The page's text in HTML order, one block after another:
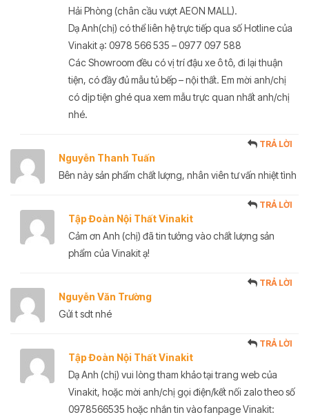
Hải Phòng (chân cầu vượt AEON MALL).
Dạ Anh(chị) có thể liên hệ trực tiếp qua số Hotline của
Vinakit ạ: 0978 566 535 – 0977 097 588
Các Showroom đều có vị trí đậu xe ô tô, đi lại thuận
tiện, có đầy đủ mẫu tủ bếp – nội thất. Em mời anh/chị
có dịp tiện ghé qua xem mẫu trực quan nhất anh/chị
nhé.
Nguyễn Thanh Tuấn
TRẢ LỜI
Bên này sản phẩm chất lượng, nhân viên tư vấn nhiệt tình
Tập Đoàn Nội Thất Vinakit
TRẢ LỜI
Cảm ơn Anh (chị) đã tin tưởng vào chất lượng sản
phẩm của Vinakit ạ!
Nguyễn Văn Trường
TRẢ LỜI
Gửi t sdt nhé
Tập Đoàn Nội Thất Vinakit
TRẢ LỜI
Dạ Anh (chị) vui lòng tham khảo tại trang web của
Vinakit, hoặc mời anh/chị gọi điện/kết nối zalo theo số
0978566535 hoặc nhắn tin vào fanpage Vinakit: